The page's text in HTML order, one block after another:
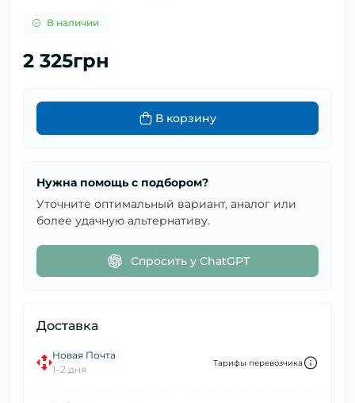
В наличии
2 325грн
В корзину
Нужна помощь с подбором?
Уточните оптимальный вариант, аналог или
более удачную альтернативу.
Спросить у ChatGPT
Доставка
Новая Почта
1–2 дня
Тарифы перевозчика